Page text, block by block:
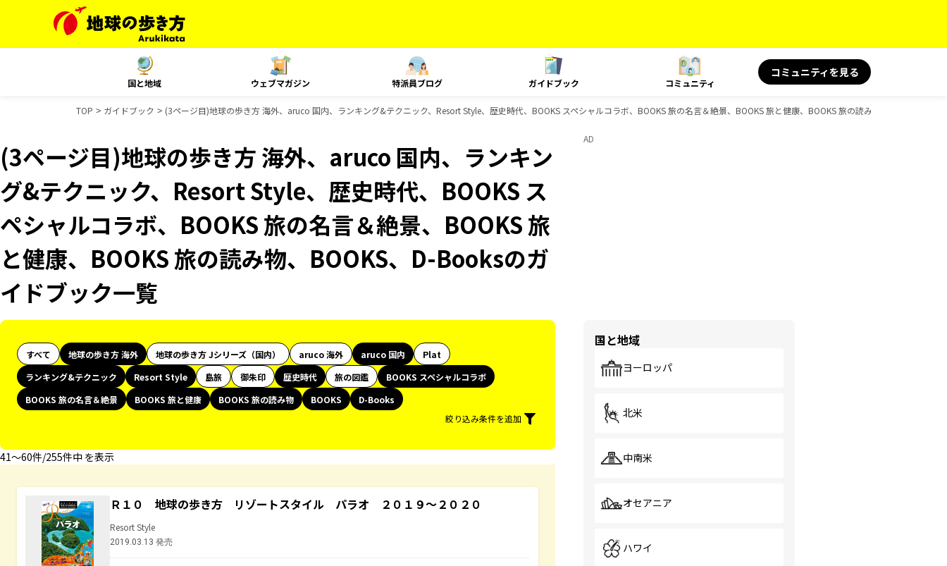
国と地域 ウェブマガジン 特派員ブログ ガイドブック コミュニティ
コミュニティを見る
TOP ガイドブック (3ページ目)地球の歩き方 海外、aruco 国内、ランキング&テクニック、Resort Style、歴史時代、BOOKS スペシャルコラボ、BOOKS 旅の名言＆絶景、BOOKS 旅と健康、BOOKS 旅の読み物、BOOKS、D-
(3ページ目)地球の歩き方 海外、aruco 国内、ランキン
グ&テクニック、Resort Style、歴史時代、BOOKS ス
ペシャルコラボ、BOOKS 旅の名言＆絶景、BOOKS 旅
と健康、BOOKS 旅の読み物、BOOKS、D-Booksのガ
イドブック一覧
すべて 地球の歩き方 海外 地球の歩き方 Jシリーズ（国内） aruco 海外 aruco 国内
Plat
ランキング&テクニック
Resort Style 島旅 御朱印 歴史時代 旅の図鑑
BOOKS スペシャルコラボ
BOOKS 旅の名言＆絶景
BOOKS 旅と健康 BOOKS 旅の読み物 BOOKS
D-Books
絞り込み条件を追加
41〜60件/255件中 を表示
Ｒ１０ 地球の歩き方 リゾートスタイル パラオ ２０１９～２０２０
Resort Style
2019.03.13 発売
AD
国と地域
ヨーロッパ
北米
中南米
オセアニア
ハワイ